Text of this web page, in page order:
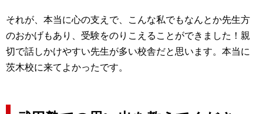
それが、本当に心の支えで、こんな私でもなんとか先生方
のおかげもあり、受験をのりこえることができました！親
切で話しかけやすい先生が多い校舎だと思います。本当に
茨木校に来てよかったです。